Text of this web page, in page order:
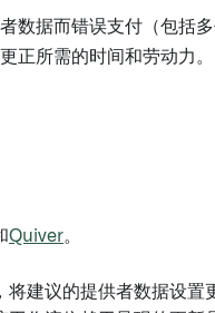
数据而错误支付（包括多
正所需的时间和劳动力。
Quiver。
建议的提供者数据设